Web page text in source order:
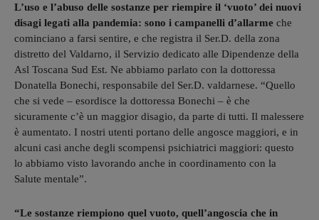
L’uso e l’abuso delle sostanze per riempire il ‘vuoto’ dei nuovi
disagi legati alla pandemia: sono i campanelli d’allarme che
cominciano a farsi sentire, e che registra il Ser.D. della zona
distretto del Valdarno, il Servizio dedicato alle Dipendenze della
Asl Toscana Sud Est. Ne abbiamo parlato con la dottoressa
Donatella Bonechi, responsabile del Ser.D. valdarnese. “Quello
che si vede – esordisce la dottoressa Bonechi – è che
sicuramente c’è un maggior disagio, da parte di tutti. Il malessere
è aumentato. I nostri utenti portano delle angosce maggiori, e in
alcuni casi anche degli scompensi psichiatrici maggiori: questo
lo abbiamo visto lavorando anche in coordinamento con la
Salute mentale”.
“Le sostanze riempiono quel vuoto, quell’angoscia che in